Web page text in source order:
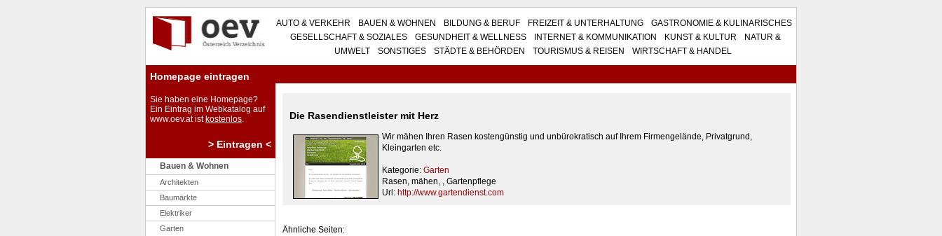
AUTO & VERKEHR BAUEN & WOHNEN BILDUNG & BERUF FREIZEIT & UNTERHALTUNG
GASTRONOMIE & KULINARISCHES
GESELLSCHAFT & SOZIALES
GESUNDHEIT & WELLNESS INTERNET & KOMMUNIKATION KUNST & KULTUR
NATUR &
UMWELT
SONSTIGES STÄDTE & BEHÖRDEN TOURISMUS & REISEN WIRTSCHAFT & HANDEL
Homepage eintragen
Sie haben eine Homepage?
Ein Eintrag im Webkatalog auf
www.oev.at ist kostenlos.
> Eintragen <
Bauen & Wohnen
Architekten
Baumärkte
Elektriker
Garten
Die Rasendienstleister mit Herz
Wir mähen Ihren Rasen kostengünstig und unbürokratisch auf Ihrem Firmengelände, Privatgrund,
Kleingarten etc.
Kategorie: Garten
Rasen, mähen, , Gartenpflege
Url: http://www.gartendienst.com
Ähnliche Seiten: